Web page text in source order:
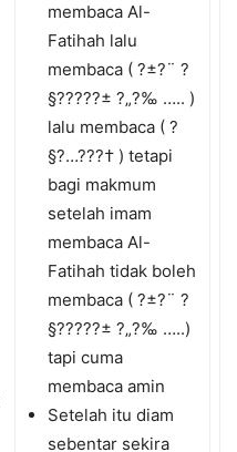
membaca Al-
Fatihah lalu
membaca ( ?±?¨ ?
§?????± ?„?‰ ….. )
lalu membaca ( ?
§?…???† ) tetapi
bagi makmum
setelah imam
membaca Al-
Fatihah tidak boleh
membaca ( ?±?¨ ?
§?????± ?„?‰ …..)
tapi cuma
membaca amin
Setelah itu diam
sebentar sekira